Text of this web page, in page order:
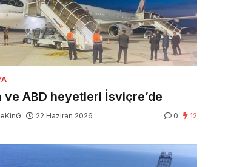
ve ABD heyetleri İsviçre’de
22 Haziran 2026 0 12